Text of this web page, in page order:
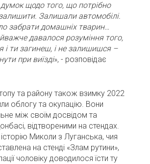
щодо того, що потрібно
Залишали автомобілі.
забрати домашніх тварин…
давалося розуміння того,
і ти загинеш, і не залишишся –
при виїзді», - розповідає
та району також взимку 2022
облогу та окупацію. Вони
між своїм досвідом та
відтвореними на стендах.
Миколи з Луганська, чия
на стенді «Злам рутини»,
чоловіку доводилося їсти ту